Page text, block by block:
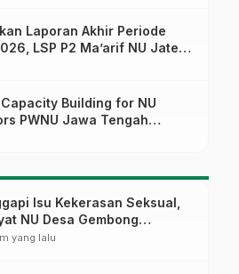
Laporan Akhir Periode
LSP P2 Ma’arif NU Jateng
Sinergi Link and Match
Building for NU
PWNU Jawa Tengah
Membuka Jalan Menuju
Isu Kekerasan Seksual,
NU Desa Gembong
Aktifis HAM
yang lalu